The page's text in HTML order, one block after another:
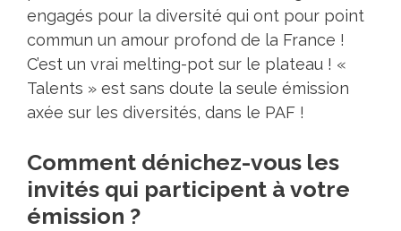
engagés pour la diversité qui ont pour point
commun un amour profond de la France !
C’est un vrai melting-pot sur le plateau ! «
Talents » est sans doute la seule émission
axée sur les diversités, dans le PAF !
Comment dénichez-vous les
invités qui participent à votre
émission ?